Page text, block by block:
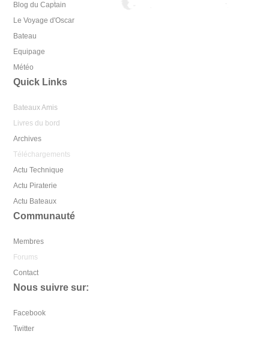
Blog du Captain
Le Voyage d'Oscar
Bateau
Equipage
Météo
Quick Links
Bateaux Amis
Livres du bord
Archives
Téléchargements
Actu Technique
Actu Piraterie
Actu Bateaux
Communauté
Membres
Forums
Contact
Nous suivre sur:
Facebook
Twitter